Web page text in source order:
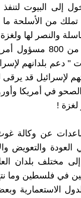
إلى البيوت
تملك من الأسلحة
والنصر لها
216- أصدر أكثر
" دعم بلدانهم
لإسرائيل قد يرقى
في أمريكا
!
عن وكالة
العودة والتعويض
مختلف بلدان
في فلسطين وما
الدول الاستعمارية